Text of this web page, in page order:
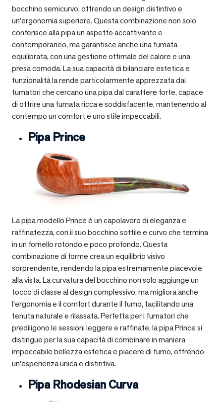
bocchino semicurvo, offrendo un design distintivo e
un’ergonomia superiore. Questa combinazione non solo
conferisce alla pipa un aspetto accattivante e
contemporaneo, ma garantisce anche una fumata
equilibrata, con una gestione ottimale del calore e una
presa comoda. La sua capacità di bilanciare estetica e
funzionalità la rende particolarmente apprezzata dai
fumatori che cercano una pipa dal carattere forte, capace
di offrire una fumata ricca e soddisfacente, mantenendo al
contempo un comfort e uno stile impeccabili.
Pipa Prince
La pipa modello Prince è un capolavoro di eleganza e
raffinatezza, con il suo bocchino sottile e curvo che termina
in un fornello rotondo e poco profondo. Questa
combinazione di forme crea un equilibrio visivo
sorprendente, rendendo la pipa estremamente piacevole
alla vista. La curvatura del bocchino non solo aggiunge un
tocco di classe al design complessivo, ma migliora anche
l’ergonomia e il comfort durante il fumo, facilitando una
tenuta naturale e rilassata. Perfetta per i fumatori che
prediligono le sessioni leggere e raffinate, la pipa Prince si
distingue per la sua capacità di combinare in maniera
impeccabile bellezza estetica e piacere di fumo, offrendo
un’esperienza unica e distintiva.
Pipa Rhodesian Curva